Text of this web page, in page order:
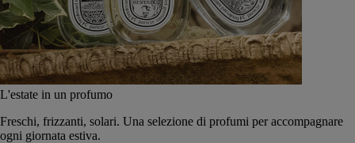
L'estate in un profumo
Freschi, frizzanti, solari. Una selezione di profumi per accompagnare
ogni giornata estiva.